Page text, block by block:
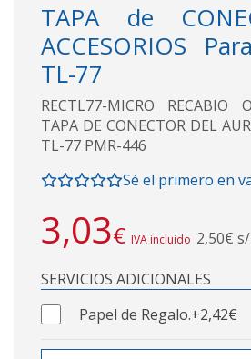
TAPA de
ACCESORIOS
TL-77
RECTL77-MICRO RECABIO
TAPA DE CONECTOR DEL
TL-77 PMR-446
Sé el primero en
3,03€ IVA incluido 2,50€
SERVICIOS ADICIONALES
Papel de Regalo.+2,42€